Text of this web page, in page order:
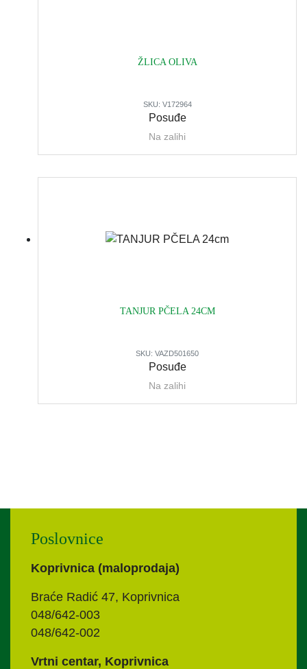
ŽLICA OLIVA
SKU: V172964
Posuđe
Na zalihi
TANJUR PČELA 24CM
SKU: VAZD501650
Posuđe
Na zalihi
Poslovnice
Koprivnica (maloprodaja)
Braće Radić 47, Koprivnica
048/642-003
048/642-002
Vrtni centar, Koprivnica